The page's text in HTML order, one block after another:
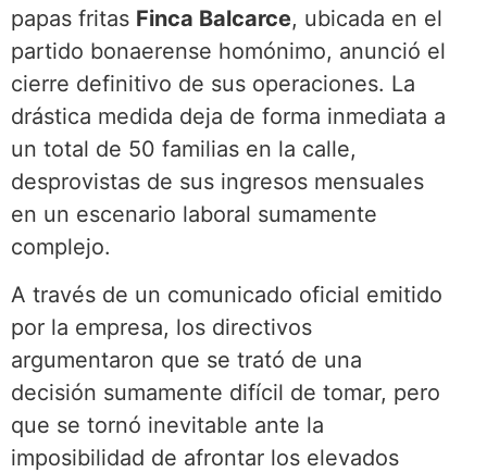
papas fritas Finca Balcarce, ubicada en el
partido bonaerense homónimo, anunció el
cierre definitivo de sus operaciones. La
drástica medida deja de forma inmediata a
un total de 50 familias en la calle,
desprovistas de sus ingresos mensuales
en un escenario laboral sumamente
complejo.
A través de un comunicado oficial emitido
por la empresa, los directivos
argumentaron que se trató de una
decisión sumamente difícil de tomar, pero
que se tornó inevitable ante la
imposibilidad de afrontar los elevados